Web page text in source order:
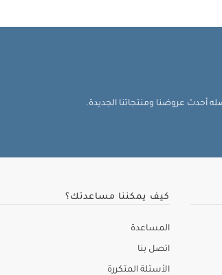
أحدث عروضنا ومنتجاتنا الجديدة.
كيف يمكننا مساعدتك؟
المساعدة
اتصل بنا
الأسئلة المتكررة